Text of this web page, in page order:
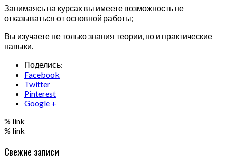
Занимаясь на курсах вы имеете возможность не
отказываться от основной работы;
Вы изучаете не только знания теории, но и практические
навыки.
Поделись:
Facebook
Twitter
Pinterest
Google +
% link
% link
Свежие записи